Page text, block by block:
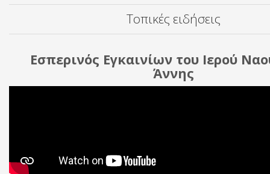
Τοπικές ειδήσεις
Εσπερινός Εγκαινίων του Ιερού
Άννης